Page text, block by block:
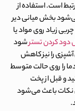
است. استفاده از
بخش میانی دیر
زیاد روی مواد یا
دود کردن تسترشود
آشپزی را نیز کاهش
را روی حالت متوسط
و قبل از پخت
نکات باعث می‌شود